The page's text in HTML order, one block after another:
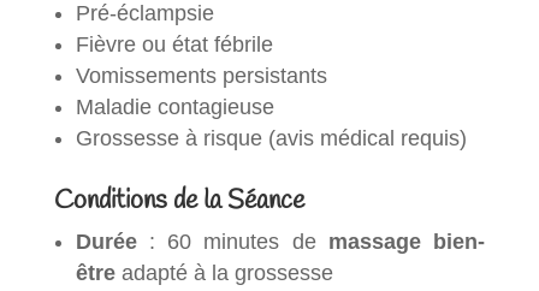
Pré-éclampsie
Fièvre ou état fébrile
Vomissements persistants
Maladie contagieuse
Grossesse à risque (avis médical requis)
Conditions de la Séance
Durée: 60 minutes de massage bien-
êtreadapté à la grossesse